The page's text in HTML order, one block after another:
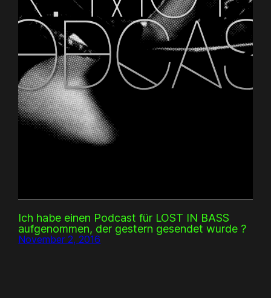
Ich habe einen Podcast für LOST IN BASS
aufgenommen, der gestern gesendet wurde ?
November 2, 2016